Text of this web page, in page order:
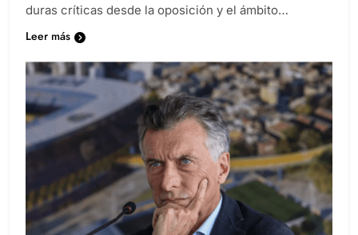
duras críticas desde la oposición y el ámbito…
Leer más